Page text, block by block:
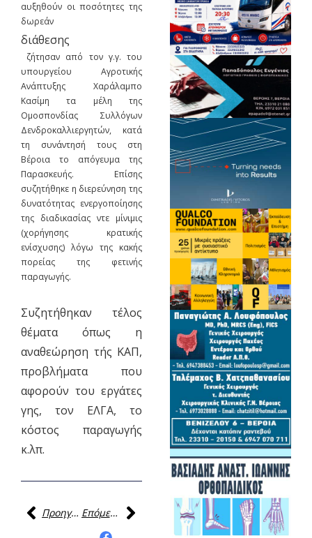
αυξηθούν οι ποσότητες της
δωρεάν
διάθεσης
ζήτησαν από τον γ.γ. του
υπουργείου Αγροτικής
Ανάπτυξης Χαράλαμπο
Κασίμη τα μέλη της
Ομοσπονδίας Συλλόγων
Δενδροκαλλιεργητών, κατά
τη συνάντησή τους στη
Βέροια το απόγευμα της
Παρασκευής. Επίσης
συζητήθηκε η διερεύνηση της
δυνατότητας ενεργοποίησης
της διαδικασίας ντε μίνιμις
(χορήγησης κρατικής
ενίσχυσης) λόγω της κακής
πορείας της φετινής
παραγωγής.
Συζητήθηκαν τέλος
θέματα όπως η
αναθεώρηση τής ΚΑΠ,
προβλήματα που
αφορούν του εργάτες
γης, τον ΕΛΓΑ, το
κόστος παραγωγής
κ.λπ.
Προηγούμενη
Επόμενη